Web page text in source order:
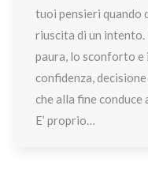
tuoi pensieri quando
riuscita di un intento.
paura, lo sconforto e
confidenza,
che alla fine conduce
E’ proprio…